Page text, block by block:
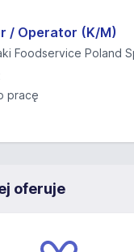
/ Operator (K/M)
Foodservice Poland
pracę
oferuje